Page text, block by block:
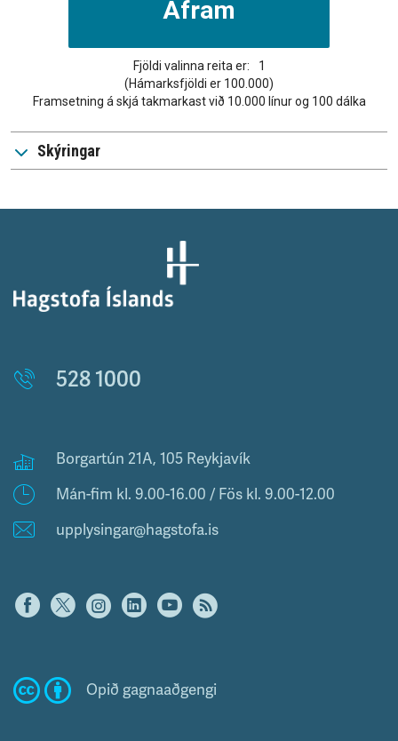
Fjöldi valinna reita er:
1
(Hámarksfjöldi er 100.000)
Framsetning á skjá takmarkast við 10.000 línur og 100 dálka
Skýringar
528 1000
Borgartún 21A, 105 Reykjavík
Mán-fim kl. 9.00-16.00 / Fös kl. 9.00-12.00
upplysingar@hagstofa.is
Opið gagnaaðgengi